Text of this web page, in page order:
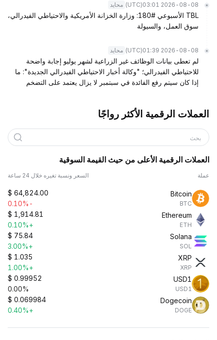
2026-08-08 03:01
(UTC) محايد
TBL الأسبوعي #180: وزارة الخزانة الأمريكية والاحتياطي الفيدرالي،
سوق العمل، والسيولة
2026-08-08 01:39
(UTC) محايد
لم تعطى بيانات الوظائف غير الزراعية لشهر يوليو إجابة واضحة
للاحتياطي الفيدرالي؛ "وكالة أخبار الاحتياطي الفيدرالي الجديدة": ما
إذا كان سيتم رفع الفائدة في سبتمبر لا يزال يعتمد على التضخم
العملات الرقمية الأكثر رواجًا
بحث
العملات الرقمية الأعلى من حيث القيمة السوقية
عملة السعر ونسبة تغيره خلال 24 ساعة
Bitcoin
BTC
$ 64,824.00
-0.10%
Ethereum
ETH
$ 1,914.81
+0.10%
Solana
SOL
$ 75.84
+3.00%
XRP
XRP
$ 1.035
+1.00%
USD1
USD1
$ 0.99952
0.00%
Dogecoin
DOGE
$ 0.069984
+0.40%